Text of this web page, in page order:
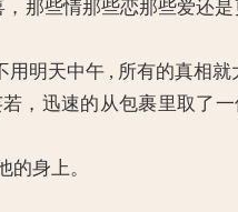
些情那些恋那些爱还是
明天中午 , 所有的真相就
迅速的从包裹里取了
身上。